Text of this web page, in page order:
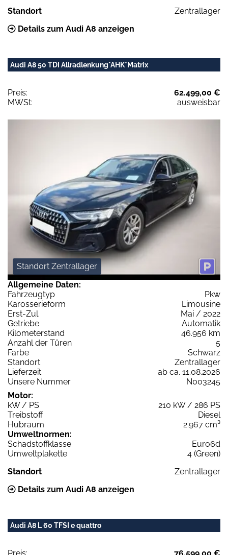
Standort
Zentrallager
Details zum Audi A8 anzeigen
Audi A8 50 TDI Allradlenkung*AHK*Matrix
Preis:
62.499,00 €
MWSt:
ausweisbar
Standort Zentrallager
Allgemeine Daten:
Fahrzeugtyp
Pkw
Karosserieform
Limousine
Erst-Zul.
Mai / 2022
Getriebe
Automatik
Kilometerstand
46.956 km
Anzahl der Türen
5
Farbe
Schwarz
Standort
Zentrallager
Lieferzeit
ab ca. 11.08.2026
Unsere Nummer
N003245
Motor:
kW / PS
210 kW / 286 PS
Treibstoff
Diesel
Hubraum
2.967 cm³
Umweltnormen:
Schadstoffklasse
Euro6d
Umweltplakette
4 (Green)
Standort
Zentrallager
Details zum Audi A8 anzeigen
Audi A8 L 60 TFSI e quattro
Preis: 76.599,00 €